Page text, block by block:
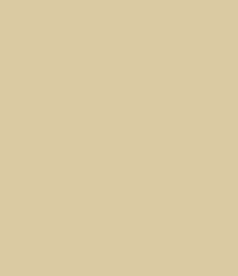
les
buses (+1 buses pour
une lubrification